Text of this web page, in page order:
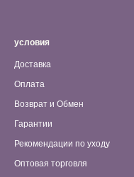
условия
Доставка
Оплата
Возврат и Обмен
Гарантии
Рекомендации по уходу
Оптовая торговля